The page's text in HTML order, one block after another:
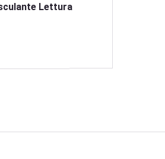
Lettura
von 5 von 5 Sternen